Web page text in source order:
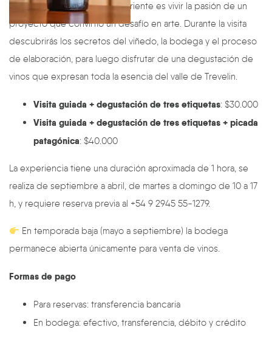
Recorrer Bodega Contra Corriente es vivir la pasión de un
proyecto que convirtió un desafío en arte. Durante la visita
descubrirás los secretos del viñedo, la bodega y el proceso
de elaboración, para luego disfrutar de una degustación de
vinos que expresan toda la esencia del valle de Trevelin.
Visita guiada + degustación de tres etiquetas: $30.000
Visita guiada + degustación de tres etiquetas + picada
patagónica: $40.000
La experiencia tiene una duración aproximada de 1 hora, se
realiza de septiembre a abril, de martes a domingo de 10 a 17
h, y requiere reserva previa al +54 9 2945 55-1279.
En temporada baja (mayo a septiembre) la bodega
permanece abierta únicamente para venta de vinos.
Formas de pago
Para reservas: transferencia bancaria
En bodega: efectivo, transferencia, débito y crédito